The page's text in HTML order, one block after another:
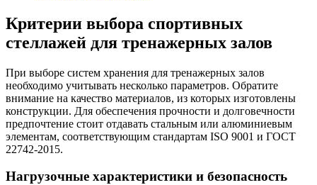
Критерии выбора спортивных
стеллажей для тренажерных залов
При выборе систем хранения для тренажерных залов
необходимо учитывать несколько параметров. Обратите
внимание на качество материалов, из которых изготовлены
конструкции. Для обеспечения прочности и долговечности
предпочтение стоит отдавать стальным или алюминиевым
элементам, соответствующим стандартам ISO 9001 и ГОСТ
22742-2015.
Нагрузочные характеристики и безопасность